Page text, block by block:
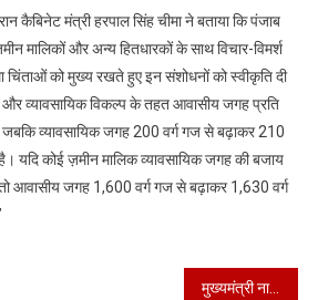
कैबिनेट मंत्री हरपाल सिंह चीमा ने बताया कि पंजाब
मालिकों और अन्य हितधारकों के साथ विचार-विमर्श
को मुख्य रखते हुए इन संशोधनों को स्वीकृति दी
व्यावसायिक विकल्प के तहत आवासीय जगह प्रति
व्यावसायिक जगह 200 वर्ग गज से बढ़ाकर 210
यदि कोई ज़मीन मालिक व्यावसायिक जगह की बजाय
आवासीय जगह 1,600 वर्ग गज से बढ़ाकर 1,630 वर्ग
मुख्यमंत्री नायब सिंह सैनी ने न्यायमूर्ति स्वर्गीय महाबीर सिंह सिंधु के निधन पर गहरा शोक व्यक्त किया